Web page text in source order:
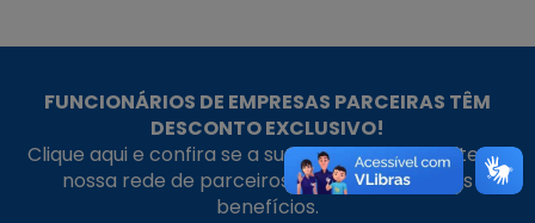
FUNCIONÁRIOS DE EMPRESAS PARCEIRAS TÊM
DESCONTO EXCLUSIVO!
Clique aqui e confira se a sua empresa faz parte da
nossa rede de parceiros e aproveite nossos
benefícios.